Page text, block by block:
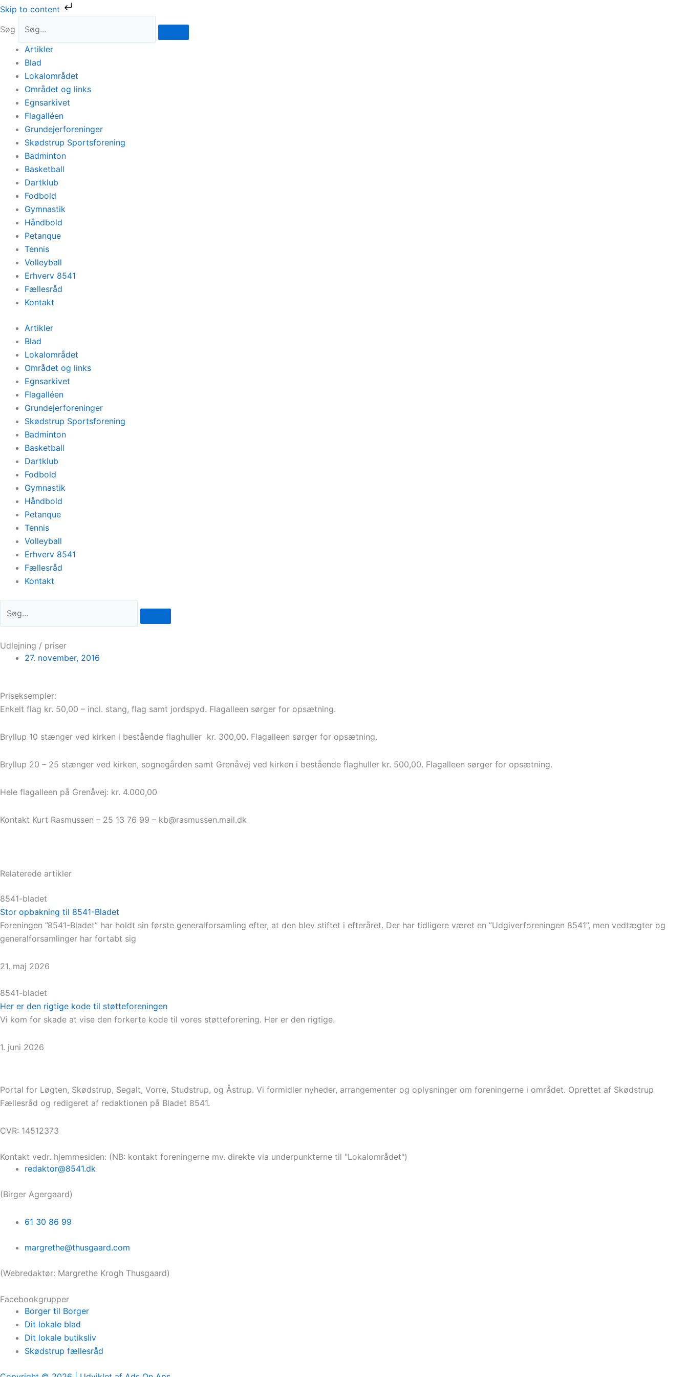
Skip to content
Gå
indholdet
Søg
Artikler
Blad
Lokalområdet
Området og links
Egnsarkivet
Flagalléen
Grundejerforeninger
Skødstrup Sportsforening
Badminton
Basketball
Dartklub
Fodbold
Gymnastik
Håndbold
Petanque
Tennis
Volleyball
Erhverv 8541
Fællesråd
Kontakt
Artikler
Blad
Lokalområdet
Området og links
Egnsarkivet
Flagalléen
Grundejerforeninger
Skødstrup Sportsforening
Badminton
Basketball
Dartklub
Fodbold
Gymnastik
Håndbold
Petanque
Tennis
Volleyball
Erhverv 8541
Fællesråd
Kontakt
Udlejning / priser
27. november, 2016
Priseksempler:
Enkelt flag kr. 50,00 – incl. stang, flag samt jordspyd. Flagalleen sørger for opsætning.
Bryllup 10 stænger ved kirken i bestående flaghuller kr. 300,00. Flagalleen sørger for opsætning.
Bryllup 20 – 25 stænger ved kirken, sognegården samt Grenåvej ved kirken i bestående flaghuller kr. 500,00. Flagalleen sørger for opsætning.
Hele flagalleen på Grenåvej: kr. 4.000,00
Kontakt Kurt Rasmussen – 25 13 76 99 – kb@rasmussen.mail.dk
Relaterede artikler
8541-bladet
Stor opbakning til 8541-Bladet
Foreningen ”8541-Bladet” har holdt sin første generalforsamling efter, at den blev stiftet i efteråret. Der har tidligere været en ”Udgiverforeningen 8541”, men vedtægter og
generalforsamlinger har fortabt sig
21. maj 2026
8541-bladet
Her er den rigtige kode til støtteforeningen
Vi kom for skade at vise den forkerte kode til vores støtteforening. Her er den rigtige.
1. juni 2026
Portal for Løgten, Skødstrup, Segalt, Vorre, Studstrup, og Åstrup. Vi formidler nyheder, arrangementer og oplysninger om foreningerne i området. Oprettet af Skødstrup
Fællesråd og redigeret af redaktionen på Bladet 8541.
CVR: 14512373
Kontakt vedr. hjemmesiden: (NB: kontakt foreningerne mv. direkte via underpunkterne til "Lokalområdet")
redaktor@8541.dk
(Birger Agergaard)
61 30 86 99
margrethe@thusgaard.com
(Webredaktør: Margrethe Krogh Thusgaard)
Facebookgrupper
Borger til Borger
Dit lokale blad
Dit lokale butiksliv
Skødstrup fællesråd